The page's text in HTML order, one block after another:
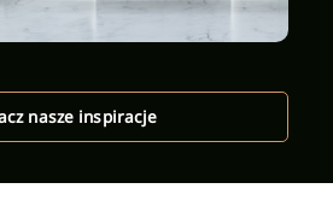
nasze inspiracje